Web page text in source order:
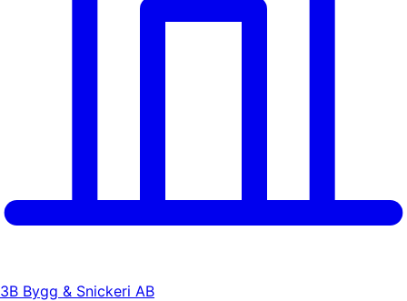
3B Bygg & Snickeri AB